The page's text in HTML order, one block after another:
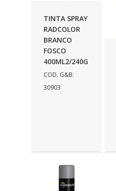
TINTA SPRAY
RADCOLOR
BRANCO
FOSCO
400ML2/240G
COD. G&B:
30903